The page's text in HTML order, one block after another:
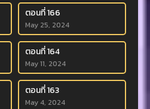
ตอนที่ 166
May 25, 2024
ตอนที่ 164
May 11, 2024
ตอนที่ 163
May 4, 2024